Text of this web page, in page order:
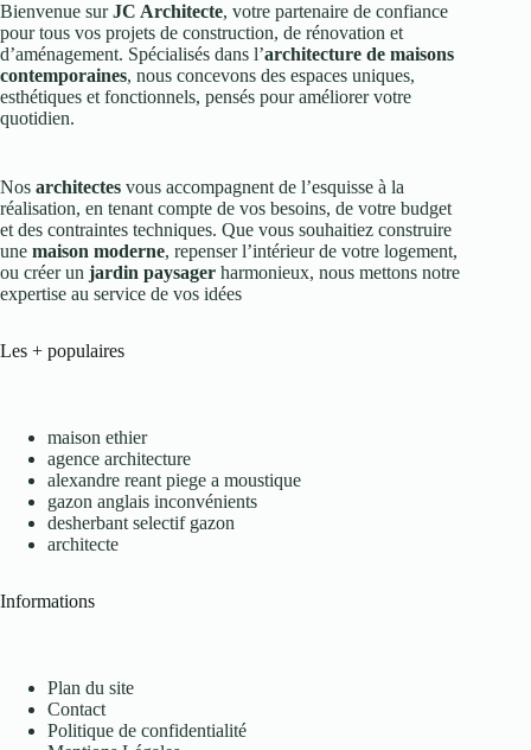
Bienvenue surJC Architecte, votre partenaire de confiance
pour tous vos projets de construction, de rénovation et
d’aménagement. Spécialisés dans l’architecture de maisons
contemporaines, nous concevons des espaces uniques,
esthétiques et fonctionnels, pensés pour améliorer votre
quotidien.
Nos architectes vous accompagnent de l’esquisse à la
réalisation, en tenant compte de vos besoins, de votre budget
et des contraintes techniques. Que vous souhaitiez construire
une maison moderne, repenser l’intérieur de votre logement,
ou créer un jardin paysager harmonieux, nous mettons notre
expertise au service de vos idées
Les + populaires
maison ethier
agence architecture
alexandre reant piege a moustique
gazon anglais inconvénients
desherbant selectif gazon
architecte
Informations
Plan du site
Contact
Politique de confidentialité